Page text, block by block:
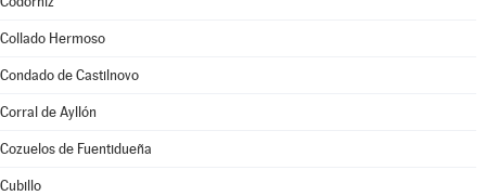
Collado Hermoso
Condado de Castilnovo
Corral de Ayllón
Cozuelos de Fuentidueña
Cubillo